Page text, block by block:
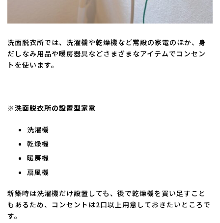
洗面脱衣所では、洗濯機や乾燥機など常設の家電のほか、身
だしなみ用品や暖房器具などさまざまなアイテムでコンセン
トを使います。
※洗面脱衣所の設置型家電
洗濯機
乾燥機
暖房機
扇風機
新築時は洗濯機だけ設置しても、後で乾燥機を買い足すこと
もあるため、コンセントは2口以上用意しておきたいところで
す。